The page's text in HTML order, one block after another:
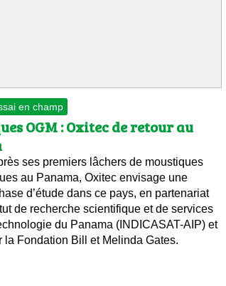
vivant
et les inconvénients des OGM ?
en champ
OGM : Oxitec de retour au
ses premiers lâchers de moustiques
au Panama, Oxitec envisage une
d’étude dans ce pays, en partenariat
de recherche scientifique et de services
du Panama (INDICASAT-AIP) et
la Fondation Bill et Melinda Gates.